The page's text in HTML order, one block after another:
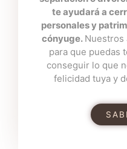
te ayudará a
personales y
cónyuge. Nuestros
para que puedas
conseguir lo que
felicidad tuya y
En 360 Abogados
honestidad y la
buscando el
nuestros clientes.
Consúltenossin
para resolver